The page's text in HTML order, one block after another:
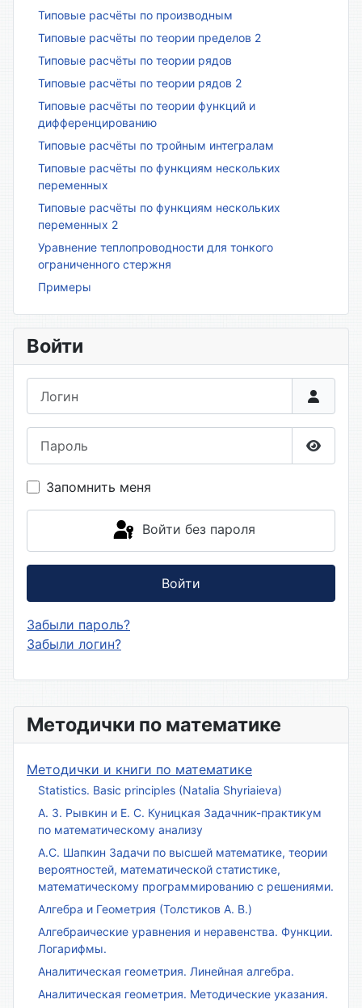
Методички по математике
Методички и книги по математике
Statistics. Basic principles (Natalia Shyriaieva)
А. З. Рывкин и Е. С. Куницкая Задачник-практикум
по математическому анализу
А.С. Шапкин Задачи по высшей математике, теории
вероятностей, математической статистике,
математическому программированию с решениями.
Алгебра и Геометрия (Толстиков А. В.)
Алгебраические уравнения и неравенства. Функции.
Логарифмы.
Аналитическая геометрия. Линейная алгебра.
Аналитическая геометрия. Методические указания.
Типовые расчёты по производным
Типовые расчёты по теории пределов 2
Типовые расчёты по теории рядов
Типовые расчёты по теории рядов 2
Типовые расчёты по теории функций и
дифференцированию
Типовые расчёты по тройным интегралам
Типовые расчёты по функциям нескольких
переменных
Типовые расчёты по функциям нескольких
переменных 2
Уравнение теплопроводности для тонкого
ограниченного стержня
Примеры
Войти
Запомнить меня
Войти без пароля
Войти
Забыли пароль?
Забыли логин?